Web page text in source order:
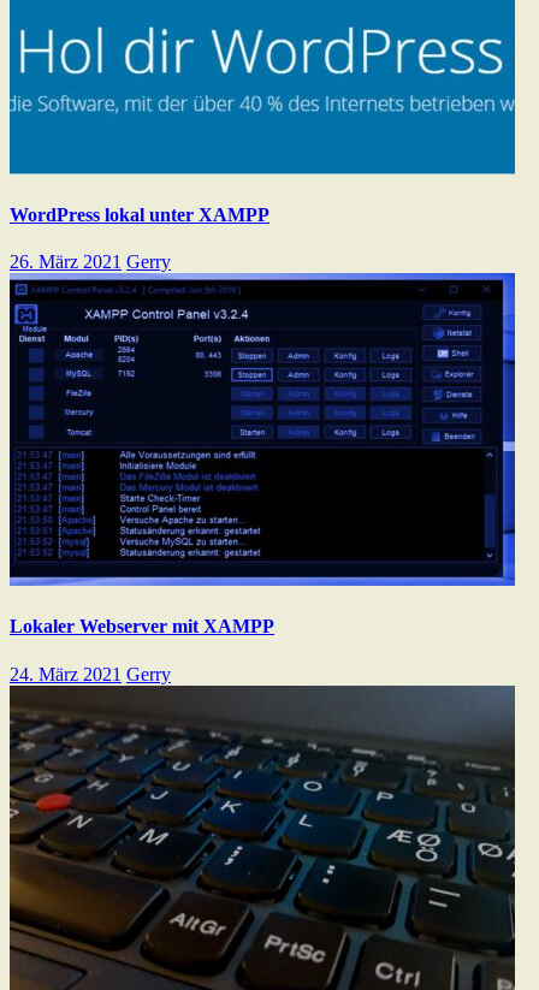
WordPress lokal unter XAMPP
26. März 2021 Gerry
Lokaler Webserver mit XAMPP
24. März 2021 Gerry